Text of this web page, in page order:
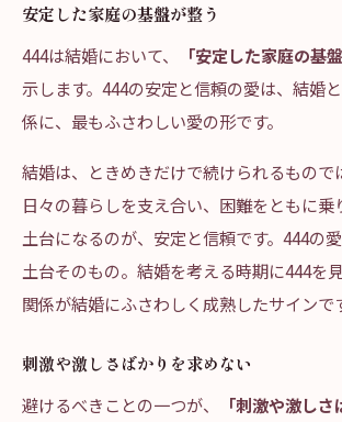
安定した家庭の基盤が整う
444は結婚において、
「安定した家庭の基
示します。444の安定と信頼の愛は、結婚
係に、最もふさわしい愛の形です。
結婚は、ときめきだけで続けられるもので
日々の暮らしを支え合い、困難をともに
土台になるのが、安定と信頼です。444の
土台そのもの。結婚を考える時期に444を
関係が結婚にふさわしく成熟したサインで
刺激や激しさばかりを求めない
避けるべきことの一つが、
「刺激や激しさ